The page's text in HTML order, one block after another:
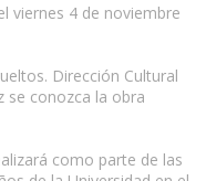
viernes 4 de noviembre
Dirección Cultural
se conozca la obra
como parte de las